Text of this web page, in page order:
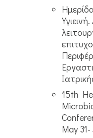
15th
May